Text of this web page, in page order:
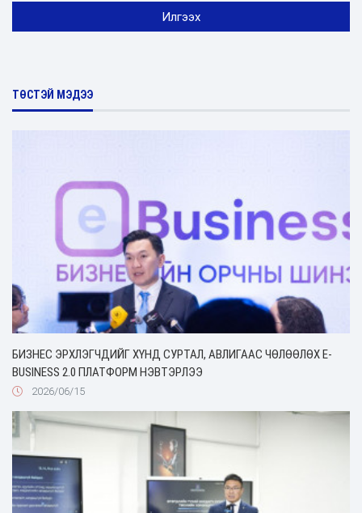
ТӨСТЭЙ МЭДЭЭ
БИЗНЕС ЭРХЛЭГЧДИЙГ ХҮНД СУРТАЛ, АВЛИГААС ЧӨЛӨӨЛӨХ Е-
BUSINESS 2.0 ПЛАТФОРМ НЭВТЭРЛЭЭ
2026/06/15